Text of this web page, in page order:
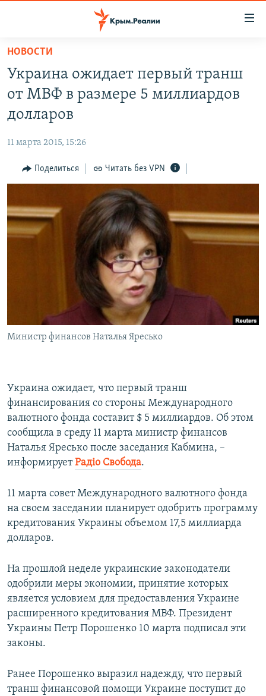
Вернуться
основному
содержанию
главной
навигации
Вернутся
СПЕЦПРОЕКТЫ
11 ЛЕТ ОККУПАЦИИ КРЫМА. 11 ИСТОРИЙ СОПРОТИВЛЕНИЯ
ЕЩЕ
ИНТЕРАКТИВ
ТЕЛЕПРОЕКТ КРЫМ.РЕАЛИИ
СОВЕТЫ ПРАВОЗАЩИТНИКОВ
ПРОПАВШИЕ БЕЗ ВЕСТИ
ПОБЕДИТЕЛЕЙ НЕ СУДЯТ?
КРЫМ.НЕПОКОРЕННЫЙ
ELIFBE
УКРАИНСКАЯ ПРОБЛЕМА КРЫМА
РАДІО СВОБОДА
КАК ОБОЙТИ БЛОКИРОВКУ
Українською
НОВОСТИ
Украина ожидает первый транш
от МВФ в размере 5 миллиардов
долларов
11 марта 2015, 15:26
Поделиться Читать без VPN
Министр финансов Наталья Яресько
Украина ожидает, что первый транш
финансирования со стороны Международного
валютного фонда составит $ 5 миллиардов. Об этом
сообщила в среду 11 марта министр финансов
Наталья Яресько после заседания Кабмина, –
информируетРадіо Свобода.
11 марта совет Международного валютного фонда
на своем заседании планирует одобрить программу
кредитования Украины объемом 17,5 миллиарда
долларов.
На прошлой неделе украинские законодатели
одобрили меры экономии, принятие которых
является условием для предоставления Украине
расширенного кредитования МВФ. Президент
Украины Петр Порошенко 10 марта подписал эти
законы.
Ранее Порошенко выразил надежду, что первый
транш финансовой помощи Украине поступит до